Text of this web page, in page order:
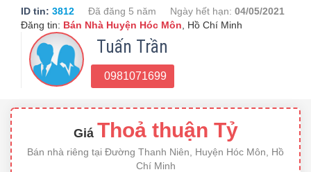
ID tin: 3812 Đã đăng 5 năm Ngày hết hạn: 04/05/2021
Đăng tin: Bán Nhà Huyện Hóc Môn Hồ Chí Minh
Tuấn Trần
0981071699
Giá Thoả thuận Tỷ
Bán nhà riêng tại Đường Thanh Niên, Huyện Hóc Môn, Hồ
Chí Minh